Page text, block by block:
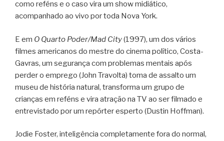
como reféns e o caso vira um show midiático,
acompanhado ao vivo por toda Nova York.
E em O Quarto Poder/Mad City(1997), um dos vários
filmes americanos do mestre do cinema político, Costa-
Gavras, um segurança com problemas mentais após
perder o emprego (John Travolta) toma de assalto um
museu de história natural, transforma um grupo de
crianças em reféns e vira atração na TV ao ser filmado e
entrevistado por um repórter esperto (Dustin Hoffman).
Jodie Foster, inteligência completamente fora do normal,